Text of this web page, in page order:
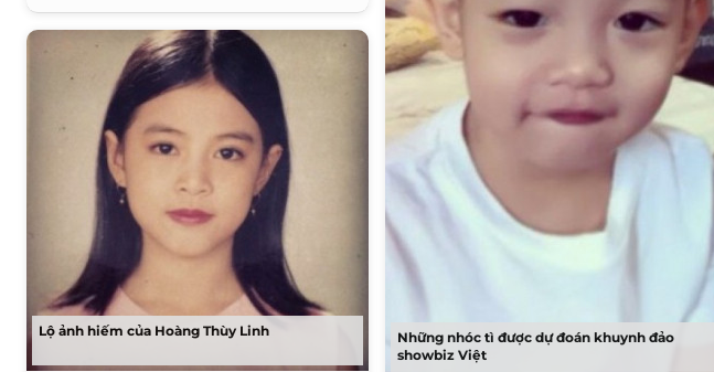
Lộ ảnh hiếm của Hoàng Thùy Linh
Những nhóc tì được dự đoán khuynh đảo
showbiz Việt